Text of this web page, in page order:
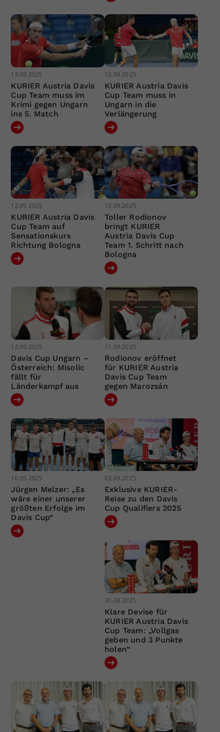
13.09.2025
KURIER Austria Davis
Cup Team muss im
Krimi gegen Ungarn
ins 5. Match
13.09.2025
KURIER Austria Davis
Cup Team muss in
Ungarn in die
Verlängerung
12.09.2025
KURIER Austria Davis
Cup Team auf
Sensationskurs
Richtung Bologna
12.09.2025
Toller Rodionov
bringt KURIER
Austria Davis Cup
Team 1. Schritt nach
Bologna
12.09.2025
Davis Cup Ungarn –
Österreich: Misolic
fällt für
Länderkampf aus
11.09.2025
Rodionov eröffnet
für KURIER Austria
Davis Cup Team
gegen Marozsán
10.09.2025
Jürgen Melzer: „Es
wäre einer unserer
größten Erfolge im
Davis Cup“
03.09.2025
Exklusive KURIER-
Reise zu den Davis
Cup Qualifiers 2025
30.08.2025
Klare Devise für
KURIER Austria Davis
Cup Team: „Vollgas
geben und 3 Punkte
holen“